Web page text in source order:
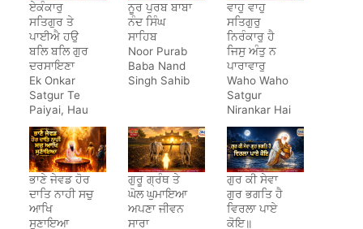
ਏਕੰਕਾਰੁ
ਸਤਿਗੁਰ ਤੇ
ਪਾਈਐ ਹਉ
ਬਲਿ ਬਲਿ ਗੁਰ
ਦਰਸਾਇਣਾ
Ek Onkar
Satgur Te
Paiyai, Hau
Bal Bal Gur
Darsayena
ਨੂਰ ਪੁਰਬ ਬਾਬਾ
ਨੰਦ ਸਿੰਘ
ਸਾਹਿਬ
Noor Purab
Baba Nand
Singh Sahib
ਵਾਹੁ ਵਾਹੁ
ਸਤਿਗੁਰੁ
ਨਿਰੰਕਾਰੁ ਹੈ
ਜਿਸੁ ਅੰਤੁ ਨ
ਪਾਰਾਵਾਰੁ
Waho Waho
Satgur
Nirankar Hai
ਭਾਣੇ ਜੇਵਡ ਹੋਰ
ਦਾਤਿ ਨਾਹੀ ਸਚੁ
ਆਖਿ
ਸੁਣਾਇਆ
ਗੁਰੂ ਗ੍ਰੰਥ ਤੇ
ਘੋਲ ਘੁਮਾਇਆ
ਅਪਣਾ ਜੀਵਨ
ਸਾਰਾ
ਗੁਰ ਕੀ ਸੇਵਾ
ਗੁਰ ਭਗਤਿ ਹੈ
ਵਿਰਲਾ ਪਾਏ
ਕੋਇ॥